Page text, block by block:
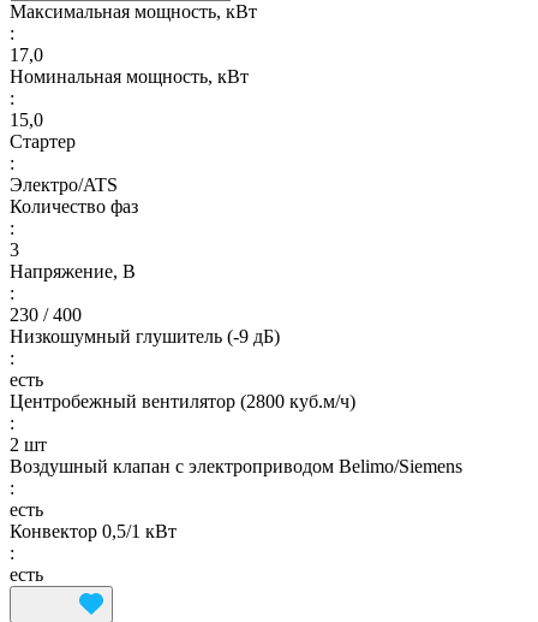
Максимальная мощность, кВт
:
17,0
Номинальная мощность, кВт
:
15,0
Стартер
:
Электро/ATS
Количество фаз
:
3
Напряжение, В
:
230 / 400
Низкошумный глушитель (-9 дБ)
:
есть
Центробежный вентилятор (2800 куб.м/ч)
:
2 шт
Воздушный клапан с электроприводом Belimo/Siemens
:
есть
Конвектор 0,5/1 кВт
:
есть